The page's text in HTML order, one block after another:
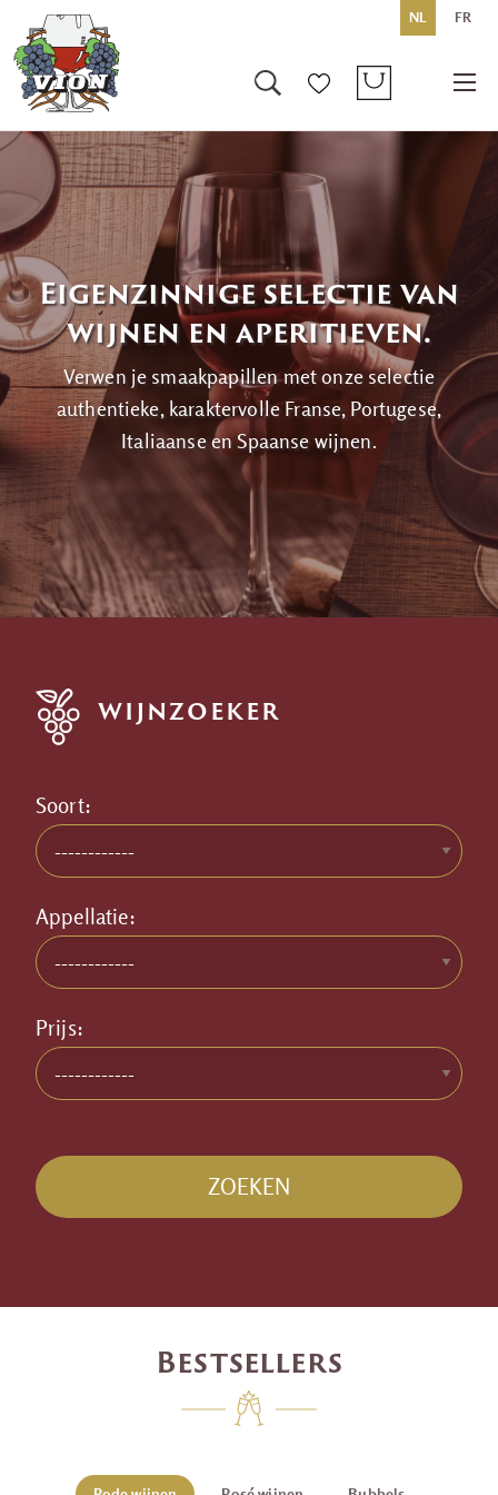
NL FR
Eigenzinnige selectie van
wijnen en aperitieven.
Verwen je smaakpapillen met onze selectie
authentieke, karaktervolle Franse, Portugese,
Italiaanse en Spaanse wijnen.
WIJNZOEKER
Soort:
Appellatie:
Prijs:
ZOEKEN
Bestsellers